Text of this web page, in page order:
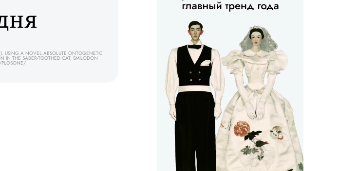
A NOVEL ABSOLUTE ONTOGENETIC
IN THE SABER-TOOTHED CAT, SMILODON
PLOSONE/